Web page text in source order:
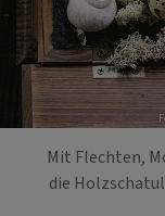
Mit Flechten,
die